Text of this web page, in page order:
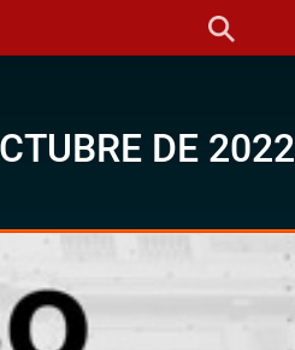
DE 2022